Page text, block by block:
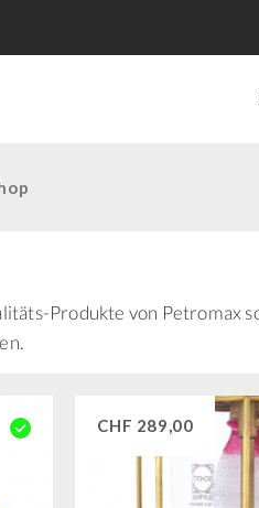
Produkte von Petromax
CHF 289,00